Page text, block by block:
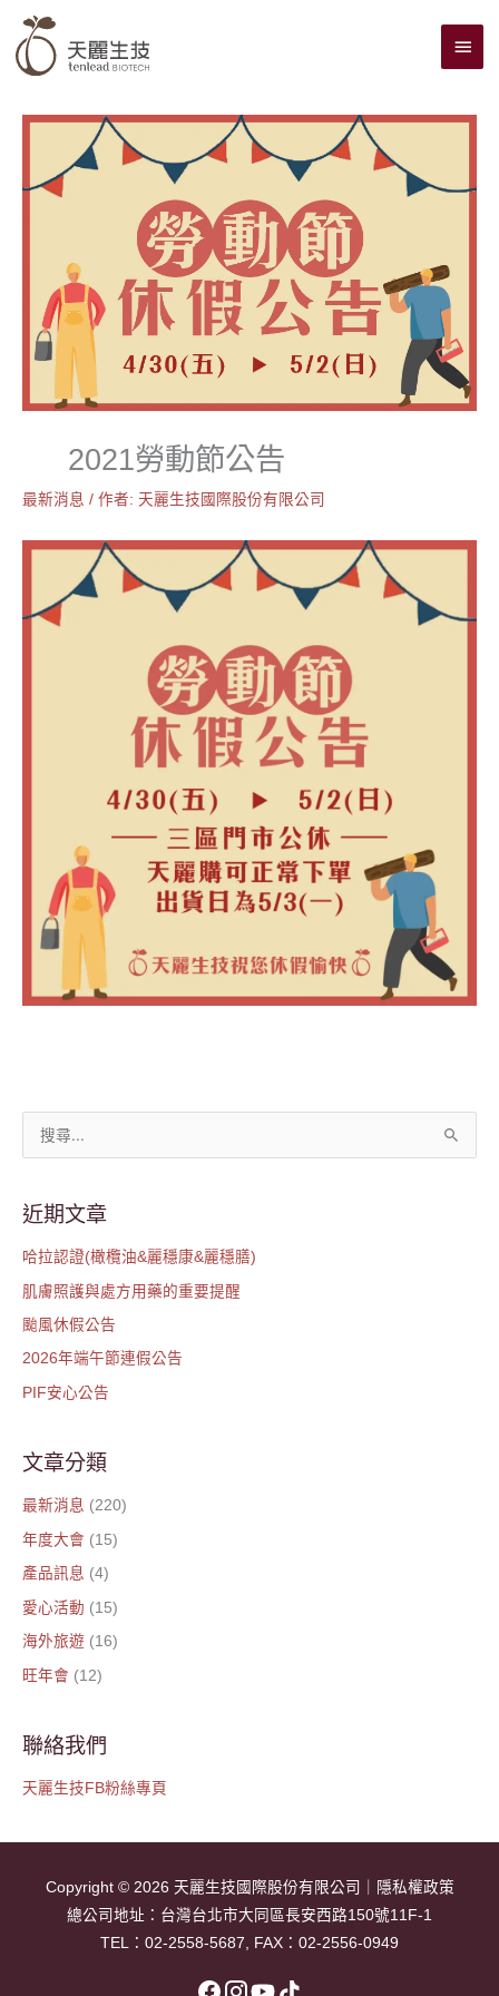
要
選
2021勞動節公告
最新消息 / 作者: 天麗生技國際股份有限公司
關
字
:
近期文章
哈拉認證(橄欖油&麗穩康&麗穩膳)
肌膚照護與處方用藥的重要提醒
颱風休假公告
2026年端午節連假公告
PIF安心公告
文章分類
最新消息 (220)
年度大會 (15)
產品訊息 (4)
愛心活動 (15)
海外旅遊 (16)
旺年會 (12)
聯絡我們
天麗生技FB粉絲專頁
Copyright © 2026 天麗生技國際股份有限公司
隱私權政策
總公司地址： 台灣台北市大同區長安西路150號11F-1
TEL： 02-2558-5687 , FAX：02-2556-0949